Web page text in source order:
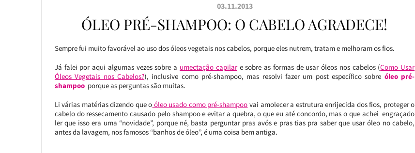
03.11.2013
ÓLEO PRÉ-SHAMPOO: O CABELO AGRADECE!
Sempre fui muito favorável ao uso dos óleos vegetais nos cabelos, porque eles nutrem, tratam e melhoram os fios.
Já falei por aqui algumas vezes sobre a umectação capilare sobre as formas de usar óleos nos cabelos (Como Usar
Óleos Vegetais nos Cabelos?), inclusive como pré-shampoo, mas resolvi fazer um post específico sobre óleo pré-
shampooporque as perguntas são muitas.
Li várias matérias dizendo que o óleo usado como pré-shampoo vai amolecer a estrutura enrijecida dos fios, proteger o
cabelo do ressecamento causado pelo shampoo e evitar a quebra, o que eu até concordo, mas o que achei engraçado
ler que isso era uma “novidade”, porque né, basta perguntar pras avós e pras tias pra saber que usar óleo no cabelo,
antes da lavagem, nos famosos “banhos de óleo”, é uma coisa bem antiga.